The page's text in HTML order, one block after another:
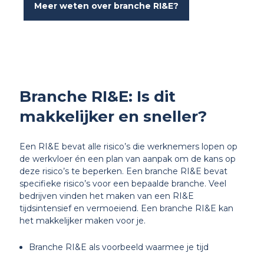
Meer weten over branche RI&E?
Branche RI&E: Is dit
makkelijker en sneller?
Een RI&E bevat alle risico’s die werknemers lopen op
de werkvloer én een plan van aanpak om de kans op
deze risico’s te beperken. Een branche RI&E bevat
specifieke risico’s voor een bepaalde branche. Veel
bedrijven vinden het maken van een RI&E
tijdsintensief en vermoeiend. Een branche RI&E kan
het makkelijker maken voor je.
Branche RI&E als voorbeeld waarmee je tijd